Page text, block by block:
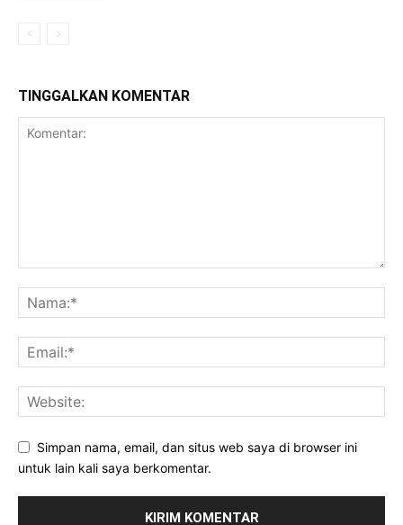
TINGGALKAN KOMENTAR
Simpan nama, email, dan situs web saya di browser ini
untuk lain kali saya berkomentar.